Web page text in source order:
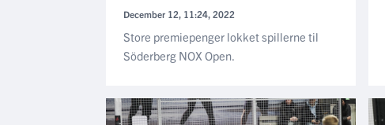
December 12, 11:24, 2022
Store premiepenger lokket spillerne til
Söderberg NOX Open.